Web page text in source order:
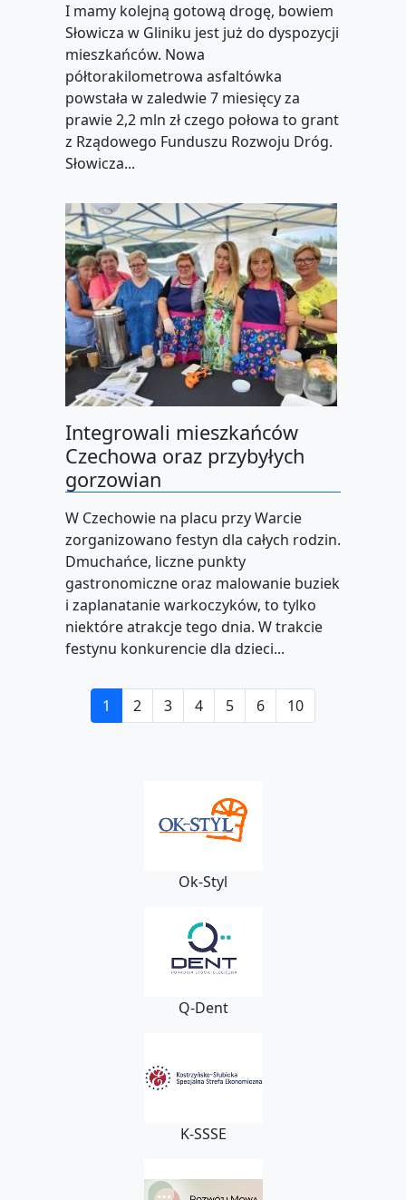
I mamy kolejną gotową drogę, bowiem
Słowicza w Gliniku jest już do dyspozycji
mieszkańców. Nowa
półtorakilometrowa asfaltówka
powstała w zaledwie 7 miesięcy za
prawie 2,2 mln zł czego połowa to grant
z Rządowego Funduszu Rozwoju Dróg.
Słowicza...
Integrowali mieszkańców
Czechowa oraz przybyłych
gorzowian
W Czechowie na placu przy Warcie
zorganizowano festyn dla całych rodzin.
Dmuchańce, liczne punkty
gastronomiczne oraz malowanie buziek
i zaplanatanie warkoczyków, to tylko
niektóre atrakcje tego dnia. W trakcie
festynu konkurencie dla dzieci...
1 2 3 4 5 6 10
Ok-Styl
Q-Dent
K-SSSE